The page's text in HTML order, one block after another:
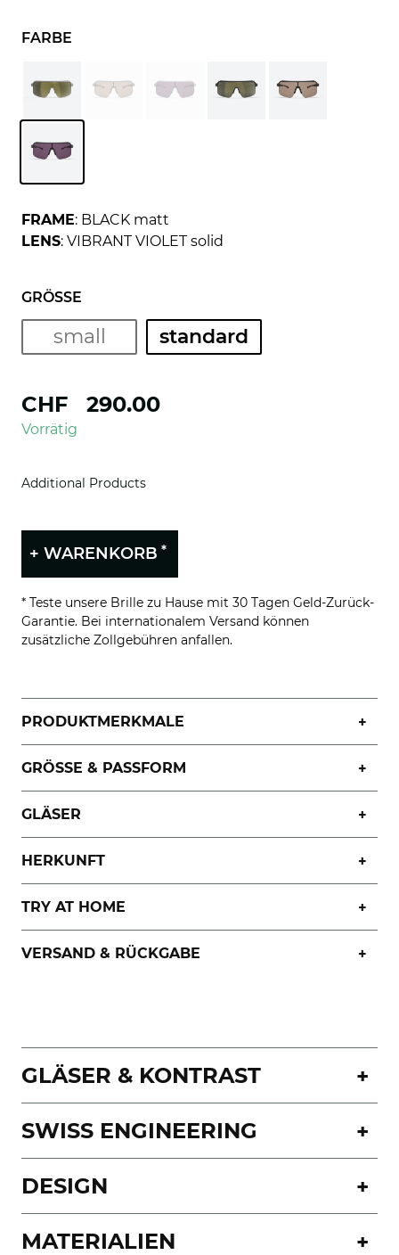
FARBE
FRAME: BLACK matt
LENS: VIBRANT VIOLET solid
GRÖSSE
small standard
CHF 290.00
Vorrätig
Additional Products
+ WARENKORB *
* Teste unsere Brille zu Hause mit 30 Tagen Geld-Zurück-
Garantie. Bei internationalem Versand können
zusätzliche Zollgebühren anfallen.
PRODUKTMERKMALE
GRÖSSE & PASSFORM
GLÄSER
HERKUNFT
TRY AT HOME
VERSAND & RÜCKGABE
GLÄSER & KONTRAST
SWISS ENGINEERING
DESIGN
MATERIALIEN